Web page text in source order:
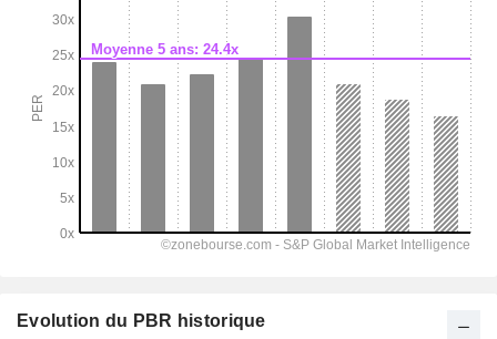
Evolution du PBR historique